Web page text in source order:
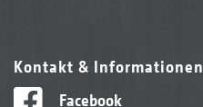
Kontakt & Informationen
Facebook